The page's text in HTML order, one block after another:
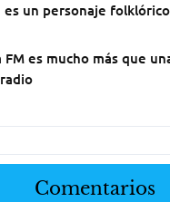
es un personaje folklórico
FM es mucho más que
Comentarios